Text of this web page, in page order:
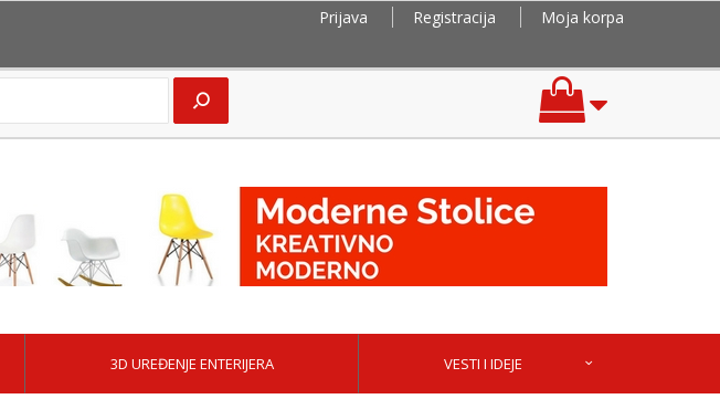
Prijava Registracija
Moja korpa
3D UREĐENJE ENTERIJERA VESTI I IDEJE